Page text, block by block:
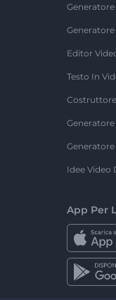
Generatore
Editor
Testo In
Generatore
Idee Video
App Per